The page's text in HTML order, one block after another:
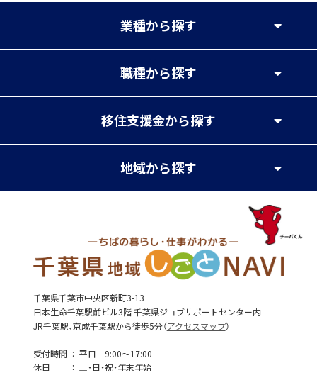
業種から探す
職種から探す
移住支援金から探す
地域から探す
千葉県千葉市中央区新町3-13
日本生命千葉駅前ビル3階 千葉県ジョブサポートセンター内
JR千葉駅、京成千葉駅から徒歩5分（アクセスマップ）
受付時間
平日 9:00～17:00
休日
土・日・祝・年末年始